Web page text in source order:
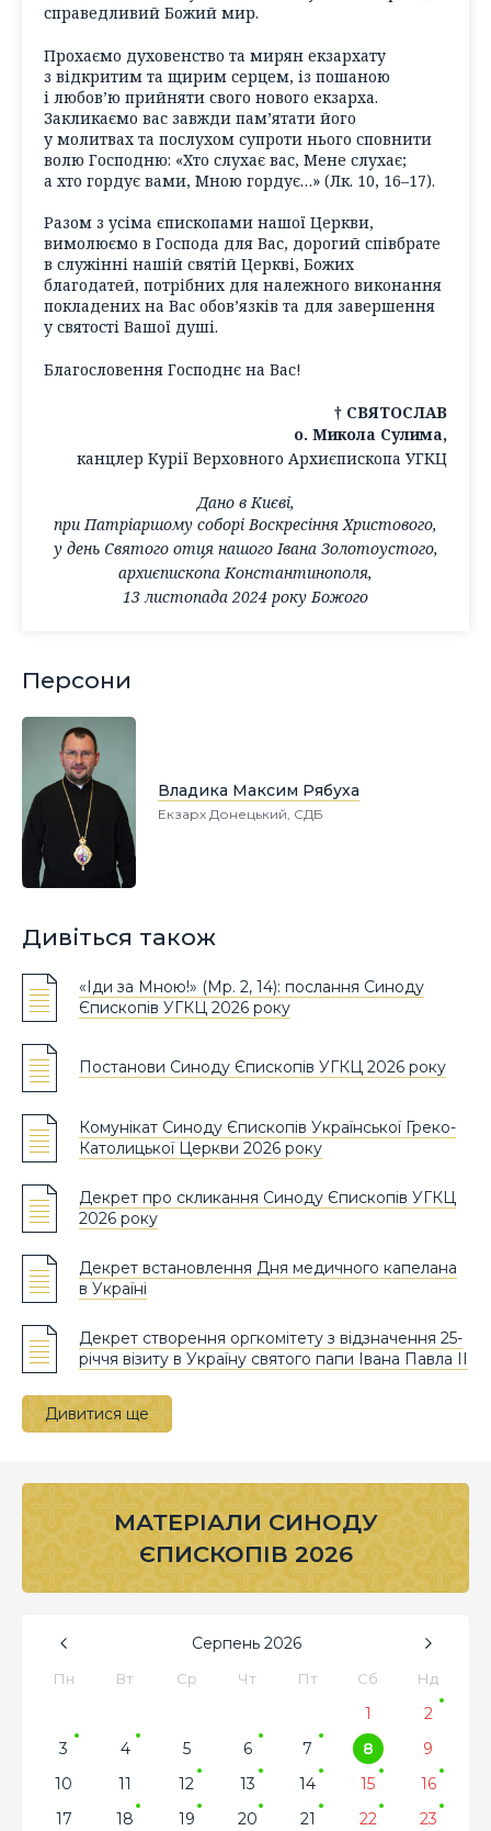
справедливий Божий мир.
Прохаємо духовенство та мирян екзархату
з відкритим та щирим серцем, із пошаною
і любов’ю прийняти свого нового екзарха.
Закликаємо вас завжди пам’ятати його
у молитвах та послухом супроти нього сповнити
волю Господню: «Хто слухає вас, Мене слухає;
а хто гордує вами, Мною гордує…» (Лк. 10, 16–17).
Разом з усіма єпископами нашої Церкви,
вимолюємо в Господа для Вас, дорогий співбрате
в служінні нашій святій Церкві, Божих
благодатей, потрібних для належного виконання
покладених на Вас обов’язків та для завершення
у святості Вашої душі.
Благословення Господнє на Вас!
† СВЯТОСЛАВ
о. Микола Сулима,
канцлер Курії Верховного Архиєпископа УГКЦ
Дано в Києві,
при Патріаршому соборі Воскресіння Христового,
у день Святого отця нашого Івана Золотоустого,
архиєпископа Константинополя,
13 листопада 2024 року Божого
Персони
Владика Максим Рябуха
Екзарх Донецький, СДБ
Дивіться також
«Іди за Мною!» (Мр. 2, 14): послання Синоду
Єпископів УГКЦ 2026 року
Постанови Синоду Єпископів УГКЦ 2026 року
Комунікат Синоду Єпископів Української Греко-
Католицької Церкви 2026 року
Декрет про скликання Синоду Єпископів УГКЦ
2026 року
Декрет встановлення Дня медичного капелана
в Україні
Декрет створення оргкомітету з відзначення 25-
річчя візиту в Україну святого папи Івана Павла ІІ
Дивитися ще
МАТЕРІАЛИ СИНОДУ
ЄПИСКОПІВ 2026
Серпень 2026
Пн Вт Ср Чт Пт Сб Нд
1
2
3
4 5 6 7 8
9
10
11 12 13 14 15
16
17
18 19 20 21 22
23